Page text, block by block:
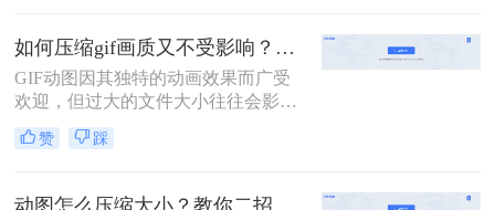
台上传失败。因此，学会怎么把动图
压缩到1mb以内变得尤为重要。本文
将介绍四种实用的方法，帮助您轻松
地将GIF动图压缩到1MB以内。
如何压缩gif画质又不受影响？学会二招搞定压缩！
GIF动图因其独特的动画效果而广受
欢迎，但过大的文件大小往往会影响
加载速度和分享体验。如何压缩gif画
质又不受影响，成为了许多用户关注
图的方法，旨在帮助你在不损失画质
赞 踩
动图怎么压缩大小？教你二招压缩动图大小！